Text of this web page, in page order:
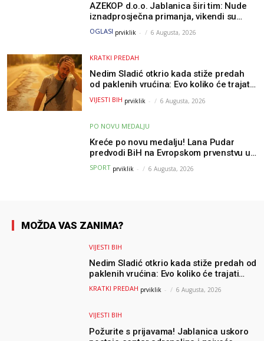
AZEKOP d.o.o. Jablanica širi tim: Nude
iznadprosječna primanja, vikendi su
slobodni, traži se više radnika
OGLASI prviklik - 6 Augusta, 2026
KRATKI PREDAH
Nedim Sladić otkrio kada stiže predah
od paklenih vrućina: Evo koliko će trajati
osvježenje u BiH
VIJESTI BIH prviklik - 6 Augusta, 2026
PO NOVU MEDALJU
Kreće po novu medalju! Lana Pudar
predvodi BiH na Evropskom prvenstvu u
Parizu
SPORT prviklik - 6 Augusta, 2026
MOŽDA VAS ZANIMA?
VIJESTI BIH
Nedim Sladić otkrio kada stiže predah od
paklenih vrućina: Evo koliko će trajati
osvježenje u BiH
KRATKI PREDAH prviklik - 6 Augusta, 2026
VIJESTI BIH
Požurite s prijavama! Jablanica uskoro